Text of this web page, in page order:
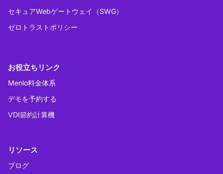
セキュアWebゲートウェイ（SWG）
ゼロトラストポリシー
お役立ちリンク
Menlo料金体系
デモを予約する
VDI節約計算機
リソース
ブログ